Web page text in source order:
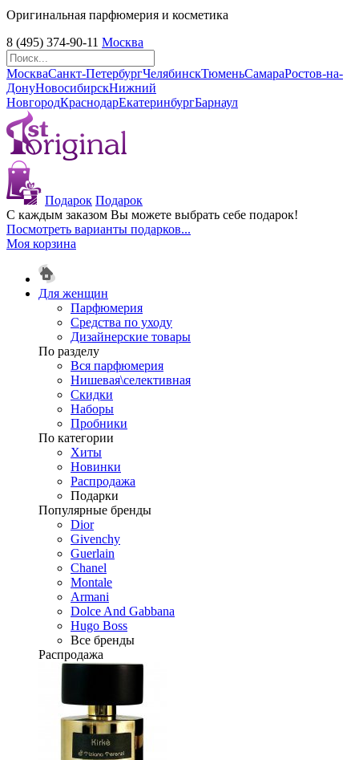
Оригинальная парфюмерия и косметика
8 (495) 374-90-11 Москва
МоскваСанкт-ПетербургЧелябинскТюменьСамараРостов-на-
ДонуНовосибирскНижний
НовгородКраснодарЕкатеринбургБарнаул
Подарок Подарок
С каждым заказом Вы можете выбрать себе подарок!
Посмотреть варианты подарков...
Моя корзина
Для женщин
Парфюмерия
Средства по уходу
Дизайнерские товары
По разделу
Вся парфюмерия
Нишевая\селективная
Скидки
Наборы
Пробники
По категории
Хиты
Новинки
Распродажа
Подарки
Популярные бренды
Dior
Givenchy
Guerlain
Chanel
Montale
Armani
Dolce And Gabbana
Hugo Boss
Все бренды
Распродажа